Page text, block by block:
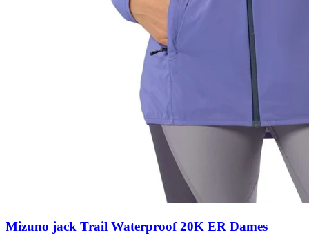
Mizuno jack Trail Waterproof 20K ER Dames